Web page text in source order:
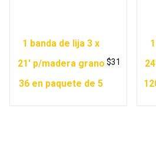
1 banda de lija 3 x
21′ p/madera grano
36 en paquete de 5
$31